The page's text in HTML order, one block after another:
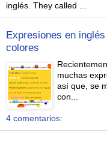
inglés. They called ...
Expresiones en
colores
muchas
así que, se
con...
4 comentarios: